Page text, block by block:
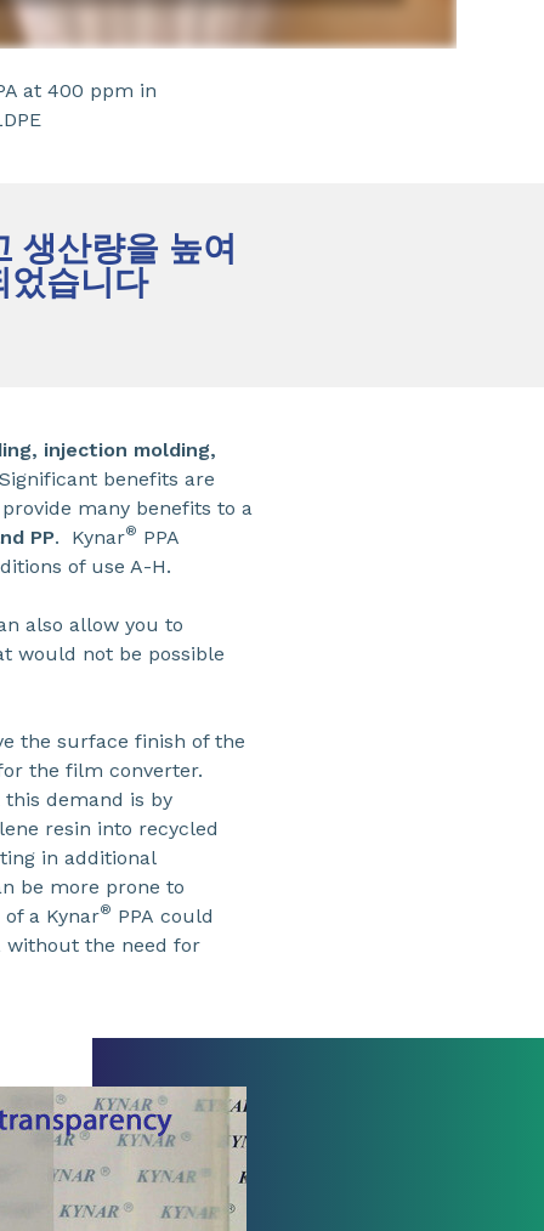
at 400 ppm in
생산량을 높여
었습니다
injection molding,
benefits are
many benefits to a
PP. Kynar® PPA
of use A-H.
also allow you to
would not be possible
the surface finish of the
the film converter.
demand is by
resin into recycled
in additional
be more prone to
a Kynar® PPA could
without the need for